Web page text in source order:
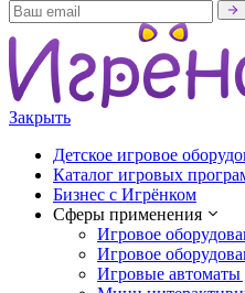
Закрыть
Детское игровое
Каталог игровых
Бизнес с Игрёнком
Сферы применения
Игровое
Игровое
Игровые автоматы